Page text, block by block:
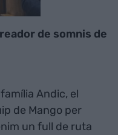
de somnis de
Andic, el
de Mango per
un full de ruta